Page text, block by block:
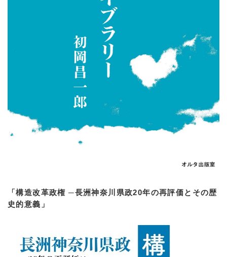
「構造改革政権 ─長洲神奈川県政20年の再評価とその歴
史的意義」